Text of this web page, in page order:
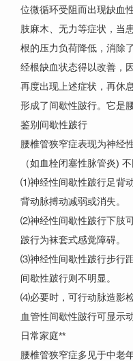
位微循环受阻而出现缺血
肢麻木、无力等症状，当
根的压力负荷降低，消除
经根缺血状态得以改善，
再度出现上述症状，再休
形成了间歇性跛行。它是
鉴别间歇性跛行
腰椎管狭窄症表现为神经
（如血栓闭塞性脉管炎)
⑴神经性间歇性跛行足背
背动脉搏动减弱或消失。
⑵神经性间歇性跛行下肢
跛行为袜套式感觉障碍。
⑶神经性间歇性跛行步行
间歇性跛行则不明显。
⑷必要时，可行动脉造影
血管性间歇性跛行可显示
日常家庭**
腰椎管狭窄症多见于中老